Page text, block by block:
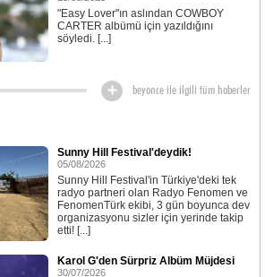
"Easy Lover"ın aslından COWBOY
CARTER albümü için yazıldığını
söyledi. [...]
beyonce ile ilgili tüm haberler
Sunny Hill Festival'deydik!
05/08/2026
Sunny Hill Festival'in Türkiye'deki tek
radyo partneri olan Radyo Fenomen ve
FenomenTürk ekibi, 3 gün boyunca dev
organizasyonu sizler için yerinde takip
etti! [...]
Karol G'den Sürpriz Albüm Müjdesi
30/07/2026